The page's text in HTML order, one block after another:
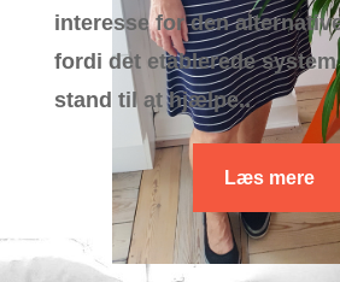
interesse for den
fordi det etablerede
stand til at hjælpe..
Læs mere